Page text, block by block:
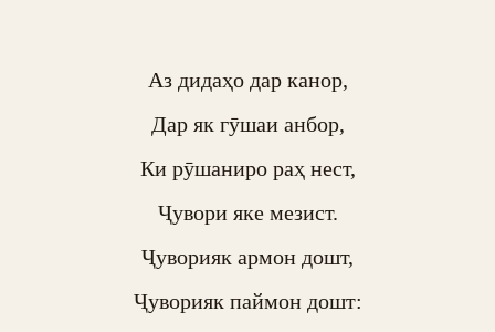
Аз дидаҳо дар канор,
Дар як гӯшаи анбор,
Ки рӯшаниро раҳ нест,
Ҷувори яке мезист.
Ҷуворияк армон дошт,
Ҷуворияк паймон дошт: